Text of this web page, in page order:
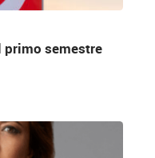
semestre